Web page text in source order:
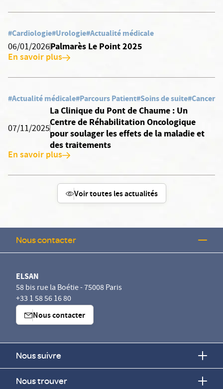
#Cardiologie#Urologie#Actualité médicale
06/01/2026Palmarès Le Point 2025
En savoir plus
#Actualité médicale#Parcours Patient#Soins de suite#Cancer
07/11/2025
La Clinique du Pont de Chaume : Un
Centre de Réhabilitation Oncologique
pour soulager les effets de la maladie et
des traitements
En savoir plus
Voir toutes les actualités
Nous contacter
ELSAN
58 bis rue la Boétie - 75008 Paris
+33 1 58 56 16 80
Nous contacter
Nous suivre
Nous trouver